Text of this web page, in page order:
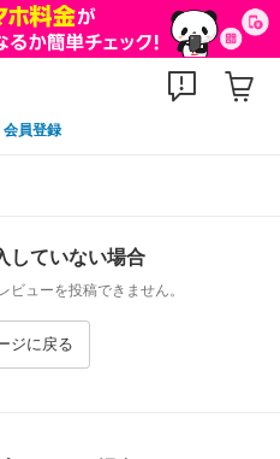
会員登録
していない場合
ビューを投稿できません。
ジに戻る